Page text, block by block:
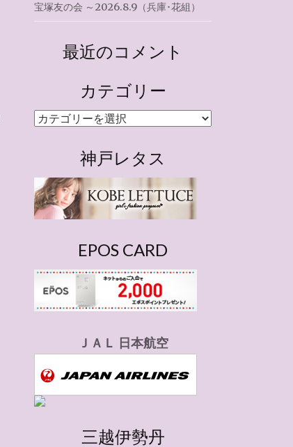
宝塚友の会 ～2026.8.9（兵庫･花組）
最近のコメント
カテゴリー
カ
ー
神戸レタス
EPOS CARD
ＪＡＬ 日本航空
三越伊勢丹